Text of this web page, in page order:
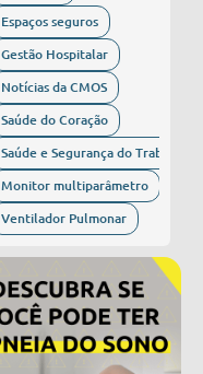
Espaços seguros
Gestão Hospitalar
Notícias da CMOS
Saúde do Coração
Saúde e Segurança do Trabalho
Monitor multiparâmetro
Ventilador Pulmonar